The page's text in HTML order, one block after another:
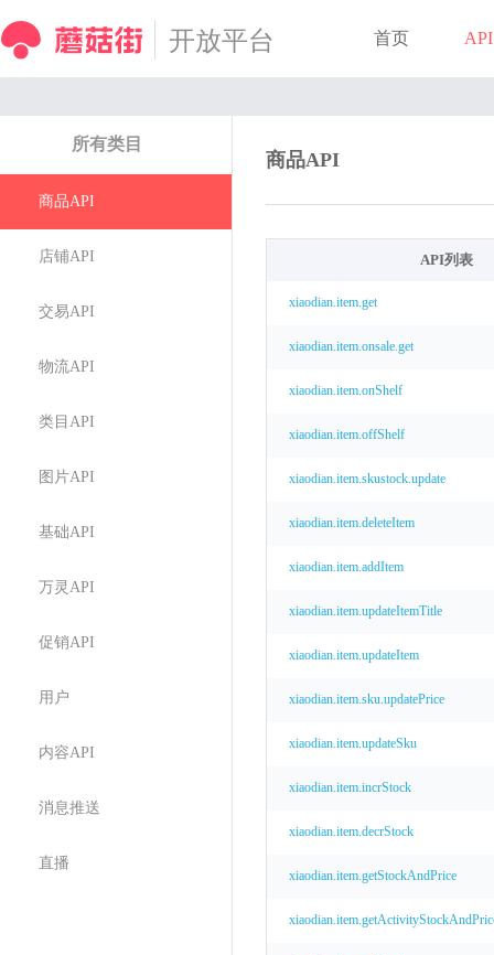
开放平台 首页 API
所有类目
商品API
店铺API
交易API
物流API
类目API
图片API
基础API
万灵API
促销API
用户
内容API
消息推送
直播
商品API
API列表
xiaodian.item.get
xiaodian.item.onsale.get
xiaodian.item.onShelf
xiaodian.item.offShelf
xiaodian.item.skustock.update
xiaodian.item.deleteItem
xiaodian.item.addItem
xiaodian.item.updateItemTitle
xiaodian.item.updateItem
xiaodian.item.sku.updatePrice
xiaodian.item.updateSku
xiaodian.item.incrStock
xiaodian.item.decrStock
xiaodian.item.getStockAndPrice